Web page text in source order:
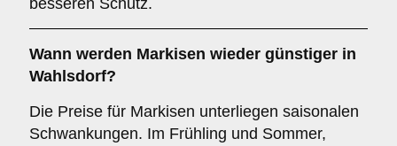
besseren Schutz.
Wann werden Markisen wieder günstiger in
Wahlsdorf?
Die Preise für Markisen unterliegen saisonalen
Schwankungen. Im Frühling und Sommer,